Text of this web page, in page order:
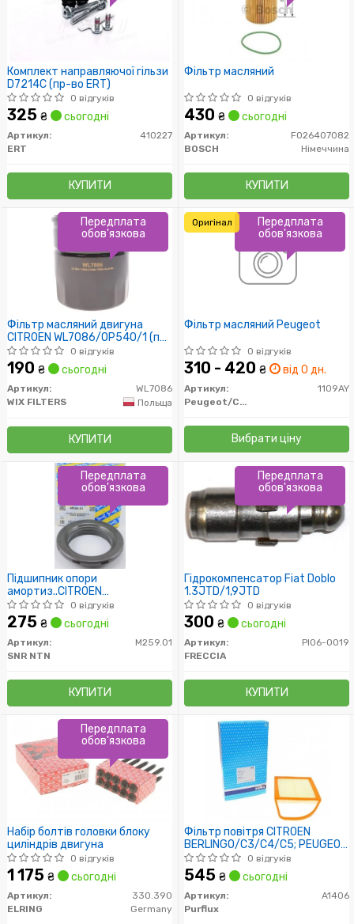
Комплект направляючої гільзи
D7214C (пр-во ERT)
0 відгуків
325 ₴ сьогодні
Артикул:
410227
ERT
КУПИТИ
Фільтр масляний
0 відгуків
430 ₴ сьогодні
Артикул:
F026407082
BOSCH
Німеччина
КУПИТИ
Фільтр масляний двигуна
CITROEN WL7086/OP540/1 (пр-
во WIX-Filtron)0 відгуків
190 ₴ сьогодні
Артикул:
WL7086
WIX FILTERS
Польща
КУПИТИ
Передплата
обов'язкова
Фільтр масляний Peugeot
0 відгуків
310 - 420 ₴ від 0 дн.
Артикул:
1109AY
Peugeot/Citroen
Вибрати ціну
Передплата
обов'язкова
Оригінал
Підшипник опори
амортиз..CITROEN
BERLINGO:PEUGEOT 205-
505:RENAULT
9,11,19,21,MEGANE:VOLVO 440
0 відгуків
275 ₴ сьогодні
Артикул:
M259.01
SNR NTN
КУПИТИ
Передплата
обов'язкова
Гідрокомпенсатор Fiat Doblo
1.3JTD/1,9JTD
0 відгуків
300 ₴ сьогодні
Артикул:
PI06-0019
FRECCIA
КУПИТИ
Передплата
обов'язкова
Набір болтів головки блоку
циліндрів двигуна
0 відгуків
1 175 ₴ сьогодні
Артикул:
330.390
ELRING
Germany
Передплата
обов'язкова
Фільтр повітря CITROEN
BERLINGO/C3/C4/C5; PEUGEOT
207/308/508 1.4-1.6HDI
03/10-
0 відгуків
545 ₴ сьогодні
Артикул:
A1406
Purflux